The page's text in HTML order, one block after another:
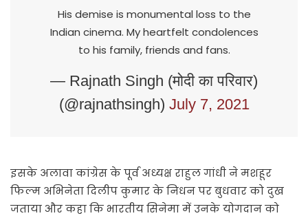
His demise is monumental loss to the
Indian cinema. My heartfelt condolences
to his family, friends and fans.
— Rajnath Singh (मोदी का परिवार)
(@rajnathsingh) July 7, 2021
इसके अलावा कांग्रेस के पूर्व अध्यक्ष राहुल गांधी ने मशहूर
फिल्म अभिनेता दिलीप कुमार के निधन पर बुधवार को दुख
जताया और कहा कि भारतीय सिनेमा में उनके योगदान को